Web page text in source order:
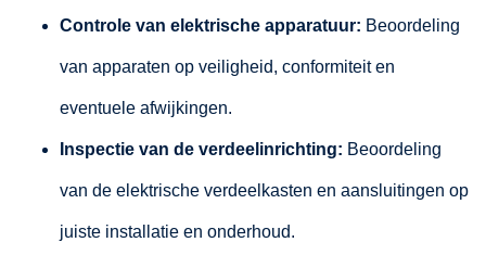
Controle van elektrische apparatuur: Beoordeling
van apparaten op veiligheid, conformiteit en
eventuele afwijkingen.
Inspectie van de verdeelinrichting: Beoordeling
van de elektrische verdeelkasten en aansluitingen op
juiste installatie en onderhoud.